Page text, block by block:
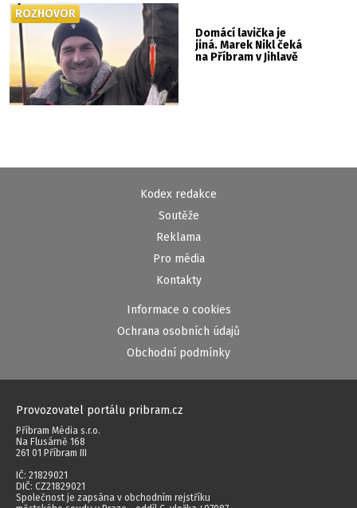
Domácí lavička je
jiná. Marek Nikl čeká
na Příbram v Jihlavě
ROZHOVOR
Kodex redakce
Soutěže
Reklama
Pro média
Kontakty
Informace o cookies
Ochrana osobních údajů
Obchodní podmínky
Provozovatel portálu pribram.cz
Příbram Média s.r.o.
Na Flusárně 168
261 01 Příbram III
IČ: 21829021
DIČ: CZ21829021
Společnost je zapsána v obchodním rejstříku